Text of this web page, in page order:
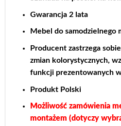
Gwarancja 2 lata
Mebel do samodzielnego
Producent zastrzega
zmian kolorystycznych,
funkcji prezentowanych
Produkt Polski
Możliwość zamówienia
montażem (dotyczy